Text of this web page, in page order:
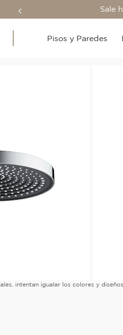
Sale
Pisos y Paredes
intentan igualar los colores y